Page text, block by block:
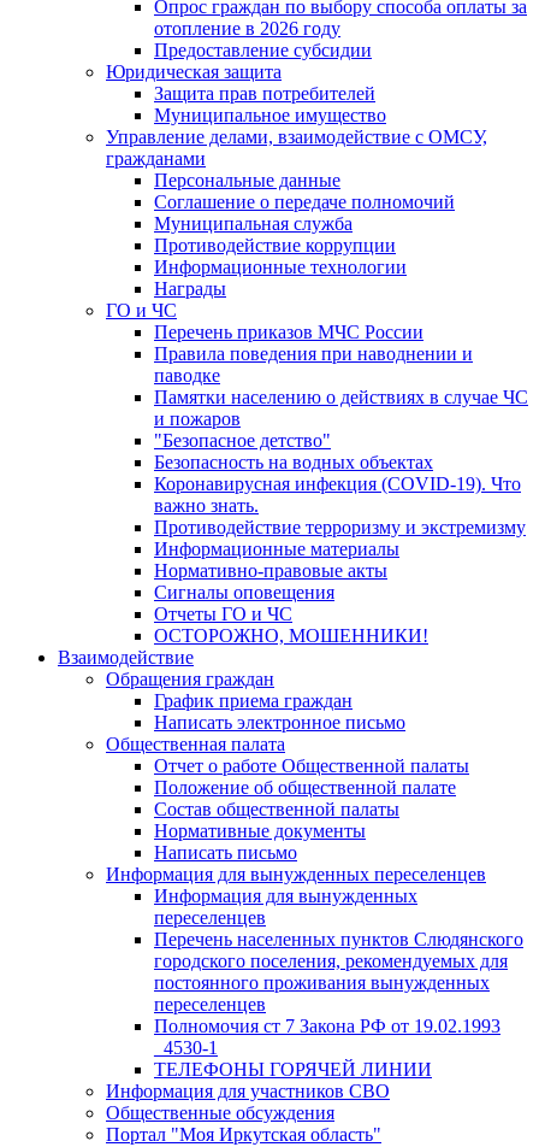
Опрос граждан по выбору способа оплаты за
отопление в 2026 году
Предоставление субсидии
Юридическая защита
Защита прав потребителей
Муниципальное имущество
Управление делами, взаимодействие с ОМСУ,
гражданами
Персональные данные
Соглашение о передаче полномочий
Муниципальная служба
Противодействие коррупции
Информационные технологии
Награды
ГО и ЧС
Перечень приказов МЧС России
Правила поведения при наводнении и
паводке
Памятки населению о действиях в случае ЧС
и пожаров
"Безопасное детство"
Безопасность на водных объектах
Коронавирусная инфекция (COVID-19). Что
важно знать.
Противодействие терроризму и экстремизму
Информационные материалы
Нормативно-правовые акты
Сигналы оповещения
Отчеты ГО и ЧС
ОСТОРОЖНО, МОШЕННИКИ!
Взаимодействие
Обращения граждан
График приема граждан
Написать электронное письмо
Общественная палата
Отчет о работе Общественной палаты
Положение об общественной палате
Состав общественной палаты
Нормативные документы
Написать письмо
Информация для вынужденных переселенцев
Информация для вынужденных
переселенцев
Перечень населенных пунктов Слюдянского
городского поселения, рекомендуемых для
постоянного проживания вынужденных
переселенцев
Полномочия ст 7 Закона РФ от 19.02.1993
_4530-1
ТЕЛЕФОНЫ ГОРЯЧЕЙ ЛИНИИ
Информация для участников СВО
Общественные обсуждения
Портал "Моя Иркутская область"